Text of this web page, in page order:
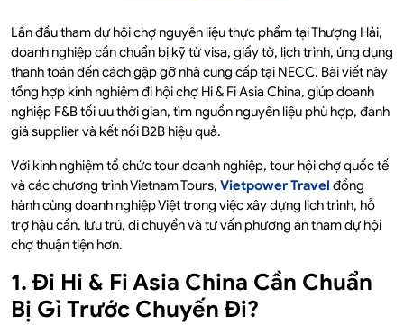
Lần đầu tham dự hội chợ nguyên liệu thực phẩm tại Thượng Hải,
doanh nghiệp cần chuẩn bị kỹ từ visa, giấy tờ, lịch trình, ứng dụng
thanh toán đến cách gặp gỡ nhà cung cấp tại NECC. Bài viết này
tổng hợp kinh nghiệm đi hội chợ Hi & Fi Asia China, giúp doanh
nghiệp F&B tối ưu thời gian, tìm nguồn nguyên liệu phù hợp, đánh
giá supplier và kết nối B2B hiệu quả.
Với kinh nghiệm tổ chức tour doanh nghiệp, tour hội chợ quốc tế
và các chương trình Vietnam Tours, Vietpower Travel đồng
hành cùng doanh nghiệp Việt trong việc xây dựng lịch trình, hỗ
trợ hậu cần, lưu trú, di chuyển và tư vấn phương án tham dự hội
chợ thuận tiện hơn.
1. Đi Hi & Fi Asia China Cần Chuẩn
Bị Gì Trước Chuyến Đi?